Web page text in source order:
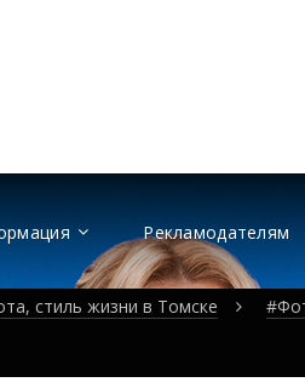
Рекламодателям
стиль жизни в Томске